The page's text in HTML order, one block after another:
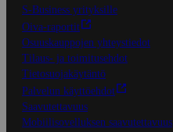
S-Business yrityksille
Oiva-raportit
Osuuskauppojen yhteystiedot
Tilaus- ja toimitusehdot
Tietosuojakäytäntö
Palvelun käyttöehdot
Saavutettavuus
Mobiilisovelluksen saavutettavuus